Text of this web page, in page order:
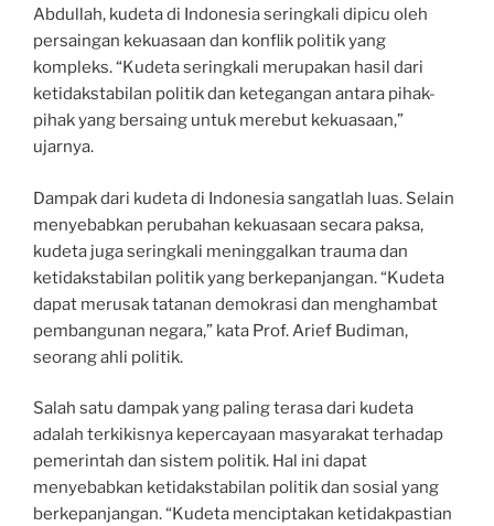
Abdullah, kudeta di Indonesia seringkali dipicu oleh
persaingan kekuasaan dan konflik politik yang
kompleks. “Kudeta seringkali merupakan hasil dari
ketidakstabilan politik dan ketegangan antara pihak-
pihak yang bersaing untuk merebut kekuasaan,”
ujarnya.
Dampak dari kudeta di Indonesia sangatlah luas. Selain
menyebabkan perubahan kekuasaan secara paksa,
kudeta juga seringkali meninggalkan trauma dan
ketidakstabilan politik yang berkepanjangan. “Kudeta
dapat merusak tatanan demokrasi dan menghambat
pembangunan negara,” kata Prof. Arief Budiman,
seorang ahli politik.
Salah satu dampak yang paling terasa dari kudeta
adalah terkikisnya kepercayaan masyarakat terhadap
pemerintah dan sistem politik. Hal ini dapat
menyebabkan ketidakstabilan politik dan sosial yang
berkepanjangan. “Kudeta menciptakan ketidakpastian